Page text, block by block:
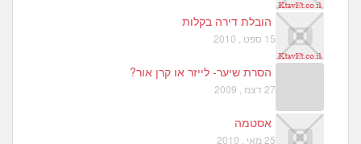
הובלת דירה בקלות
15 ספט , 2010
הסרת שיער- לייזר או קרן אור?
27 דצמ , 2009
אסטמה
25 מאי , 2010